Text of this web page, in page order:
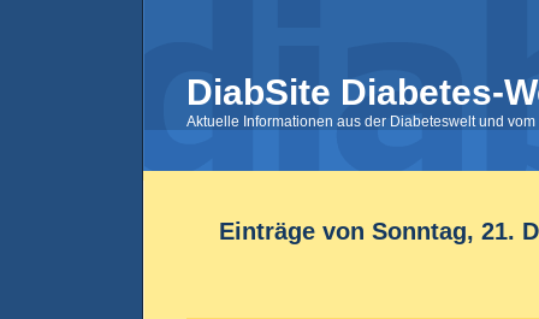
DiabSite Diabetes-
Aktuelle Informationen aus der Diabeteswelt und
Einträge von Sonntag, 21.